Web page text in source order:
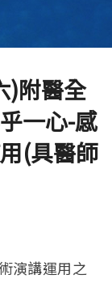
Open
Open
)附醫全
一心-感
(具醫師
演講運用之